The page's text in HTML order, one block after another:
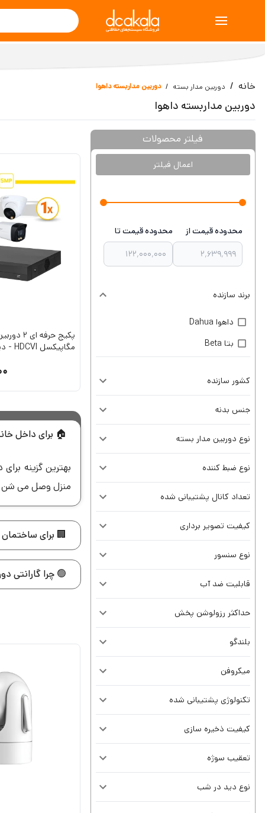
خانه دوربین مدار بسته دوربین مداربسته داهوا
دوربین مداربسته داهوا
فیلتر محصولات
اعمال فیلتر
محدوده قیمت از محدوده قیمت تا
برند سازنده
داهوا Dahua
بتا Beta
کشور سازنده
جنس بدنه
نوع دوربین مدار بسته
نوع ضبط کننده
تعداد کانال پشتیبانی شده
کیفیت تصویر برداری
نوع سنسور
قابلیت ضد آب
حداکثر رزولوشن پخش
بلندگو
میکروفن
تکنولوژی پشتیبانی شده
کیفیت ذخیره سازی
تعقیب سوژه
نوع دید در شب
پکیج حرفه
مگاپیکسل HDCVI - دید در شب رنگی
🏠 برای داخل
بهترین گزینه
منزل وصل می شن
🏢 برای ساختمان
🟢 چرا گارانتی